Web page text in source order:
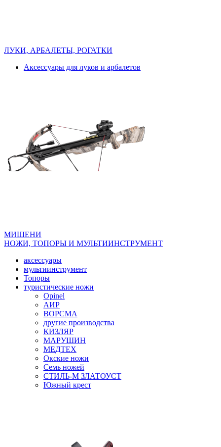
ЛУКИ, АРБАЛЕТЫ, РОГАТКИ
Аксессуары для луков и арбалетов
МИШЕНИ
НОЖИ, ТОПОРЫ И МУЛЬТИИНСТРУМЕНТ
аксессуары
мультиинструмент
Топоры
туристические ножи
Opinel
АИР
ВОРСМА
другие производства
КИЗЛЯР
МАРУШИН
МЕДТЕХ
Окские ножи
Семь ножей
СТИЛЬ-М ЗЛАТОУСТ
Южный крест